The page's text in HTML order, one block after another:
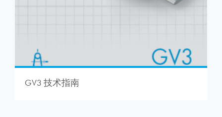
GV3 技术指南